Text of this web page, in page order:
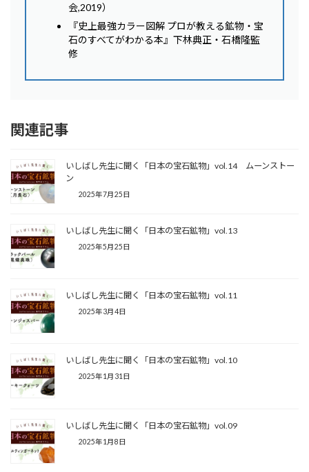
会,2019）
『史上最強カラー図解 プロが教える鉱物・宝
石のすべてがわかる本』下林典正・石橋隆監
修
関連記事
いしばし先生に聞く「日本の宝石鉱物」vol.14 ムーンストー
ン
2025年7月25日
いしばし先生に聞く「日本の宝石鉱物」vol.13
2025年5月25日
いしばし先生に聞く「日本の宝石鉱物」vol.11
2025年3月4日
いしばし先生に聞く「日本の宝石鉱物」vol.10
2025年1月31日
いしばし先生に聞く「日本の宝石鉱物」vol.09
2025年1月8日